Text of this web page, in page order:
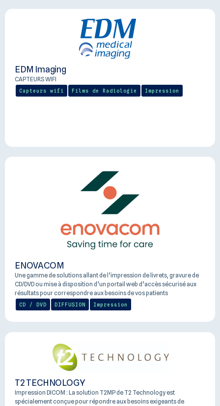
EDM Imaging
CAPTEURS WIFI
Capteurs wifi Films de Radiologie Impression
ENOVACOM
Une gamme de solutions allant de l’impression de livrets, gravure de
CD/DVD ou mise à disposition d’un portail web d’accès sécurisé aux
résultats pour correspondre aux besoins de vos patients
CD / DVD DIFFUSION Impression
T2 TECHNOLOGY
Impression DICOM : La solution T2MP de T2 Technology est
spécialement conçue pour répondre aux besoins exigeants de